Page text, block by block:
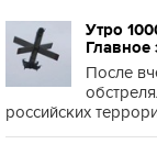
Утро
После
российских